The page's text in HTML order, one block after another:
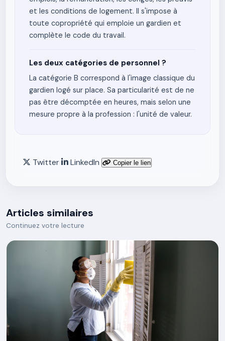
et les conditions de logement. Il s'impose à
toute copropriété qui emploie un gardien et
complète le code du travail.
Les deux catégories de personnel ?
La catégorie B correspond à l'image classique du
gardien logé sur place. Sa particularité est de ne
pas être décomptée en heures, mais selon une
mesure propre à la profession : l'unité de valeur.
Twitter LinkedIn Copier le lien
Articles similaires
Continuez votre lecture